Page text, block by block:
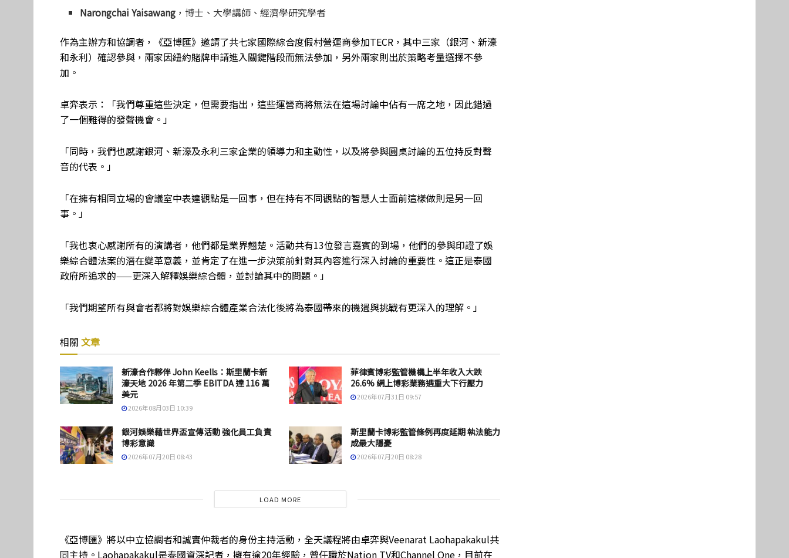
Narongchai Yaisawang ，博士、大學講師、經濟學研究學者
作為主辦方和協調者，《亞博匯》邀請了共七家國際綜合度假村營運商參加TECR，其中三家（銀河、新濠
和永利）確認參與，兩家因紐約賭牌申請進入關鍵階段而無法參加，另外兩家則出於策略考量選擇不參
加。
卓弈表示：「我們尊重這些決定，但需要指出，這些運營商將無法在這場討論中佔有一席之地，因此錯過
了一個難得的發聲機會。」
「同時，我們也感謝銀河、新濠及永利三家企業的領導力和主動性，以及將參與圓桌討論的五位持反對聲
音的代表。」
「在擁有相同立場的會議室中表達觀點是一回事，但在持有不同觀點的智慧人士面前這樣做則是另一回
事。」
「我也衷心感謝所有的演講者，他們都是業界翹楚。活動共有13位發言嘉賓的到場，他們的參與印證了娛
樂綜合體法案的潛在變革意義，並肯定了在進一步決策前針對其內容進行深入討論的重要性。這正是泰國
政府所追求的——更深入解釋娛樂綜合體，並討論其中的問題。」
「我們期望所有與會者都將對娛樂綜合體產業合法化後將為泰國帶來的機遇與挑戰有更深入的理解。」
相關 文章
新濠合作夥伴 John Keells：斯里蘭卡新
濠天地 2026 年第二季 EBITDA 達 116 萬
美元
2026年08月03日 10:39
菲律賓博彩監管機構上半年收入大跌
26.6% 網上博彩業務遇重大下行壓力
2026年07月31日 09:57
銀河娛樂藉世界盃宣傳活動 強化員工負責
博彩意識
2026年07月20日 08:43
斯里蘭卡博彩監管條例再度延期 執法能力
成最大隱憂
2026年07月20日 08:28
LOAD MORE
《亞博匯》將以中立協調者和誠實仲裁者的身份主持活動，全天議程將由卓弈與Veenarat Laohapakakul共
同主持。Laohapakakul是泰國資深記者，擁有逾20年經驗，曾任職於Nation TV和Channel One，目前在